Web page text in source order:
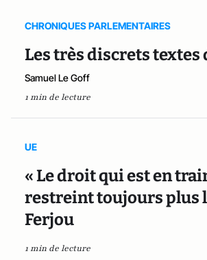
CHRONIQUES PARLEMENTAIRES
Les très discrets
Samuel Le Goff
1 min de lecture
UE
« Le droit qui est en
restreint toujours plus
Ferjou
1 min de lecture